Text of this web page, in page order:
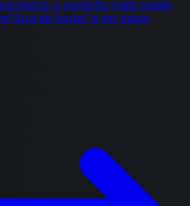
o caminho mais rapido
fora de horas" e ter apoio